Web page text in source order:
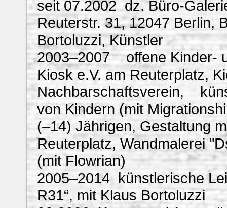
seit 07.2002 dz. Büro-
Reuterstr. 31, 12047 Berlin,
Bortoluzzi, Künstler
2003–2007 offene Kinder-
Kiosk e.V. am Reuterplatz,
Nachbarschaftsverein,
von Kindern (mit
(–14) Jährigen, Gestaltung
Reuterplatz, Wandmalerei
(mit Flowrian)
2005–2014 künstlerische
R31“, mit Klaus Bortoluzzi